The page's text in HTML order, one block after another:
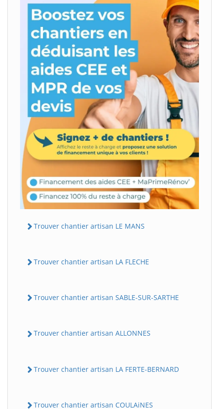
Trouver chantier artisan LE MANS
Trouver chantier artisan LA FLECHE
Trouver chantier artisan SABLE-SUR-SARTHE
Trouver chantier artisan ALLONNES
Trouver chantier artisan LA FERTE-BERNARD
Trouver chantier artisan COULAiNES